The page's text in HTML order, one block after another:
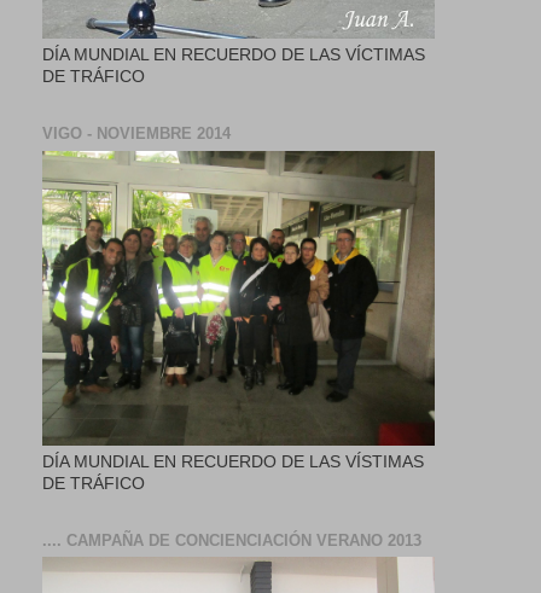
DÍA MUNDIAL EN RECUERDO DE LAS VÍCTIMAS
DE TRÁFICO
VIGO - NOVIEMBRE 2014
DÍA MUNDIAL EN RECUERDO DE LAS VÍSTIMAS
DE TRÁFICO
.... CAMPAÑA DE CONCIENCIACIÓN VERANO 2013